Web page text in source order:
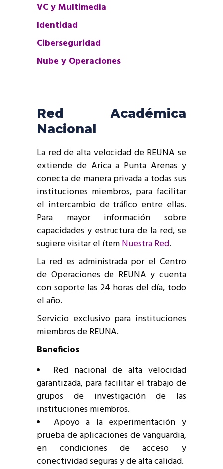
VC y Multimedia
Identidad
Ciberseguridad
Nube y Operaciones
Red Académica
Nacional
La red de alta velocidad de REUNA se
extiende de Arica a Punta Arenas y
conecta de manera privada a todas sus
instituciones miembros, para facilitar
el intercambio de tráfico entre ellas.
Para mayor información sobre
capacidades y estructura de la red, se
sugiere visitar el ítemNuestra Red.
La red es administrada por el Centro
de Operaciones de REUNA y cuenta
con soporte las 24 horas del día, todo
el año.
Servicio exclusivo para instituciones
miembros de REUNA.
Beneficios
Red nacional de alta velocidad
garantizada, para facilitar el trabajo de
grupos de investigación de las
instituciones miembros.
Apoyo a la experimentación y
prueba de aplicaciones de vanguardia,
en condiciones de acceso y
conectividad seguras y de alta calidad.